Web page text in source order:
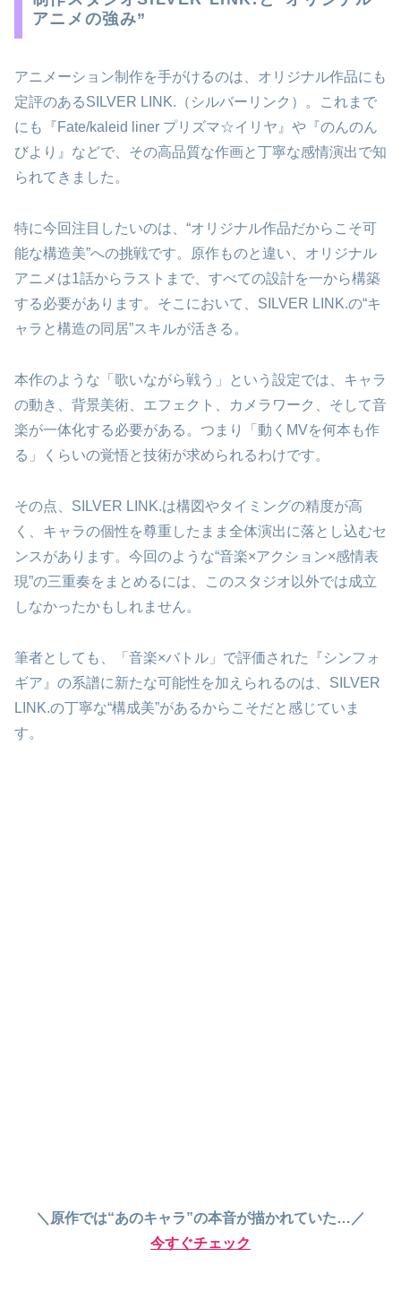
アニメの強み”
アニメーション制作を手がけるのは、オリジナル作品にも
定評のあるSILVER LINK.（シルバーリンク）。これまで
にも『Fate/kaleid liner プリズマ☆イリヤ』や『のんのん
びより』などで、その高品質な作画と丁寧な感情演出で知
られてきました。
特に今回注目したいのは、“オリジナル作品だからこそ可
能な構造美”への挑戦です。原作ものと違い、オリジナル
アニメは1話からラストまで、すべての設計を一から構築
する必要があります。そこにおいて、SILVER LINK.の“キ
ャラと構造の同居”スキルが活きる。
本作のような「歌いながら戦う」という設定では、キャラ
の動き、背景美術、エフェクト、カメラワーク、そして音
楽が一体化する必要がある。つまり「動くMVを何本も作
る」くらいの覚悟と技術が求められるわけです。
その点、SILVER LINK.は構図やタイミングの精度が高
く、キャラの個性を尊重したまま全体演出に落とし込むセ
ンスがあります。今回のような“音楽×アクション×感情表
現”の三重奏をまとめるには、このスタジオ以外では成立
しなかったかもしれません。
筆者としても、「音楽×バトル」で評価された『シンフォ
ギア』の系譜に新たな可能性を加えられるのは、SILVER
LINK.の丁寧な“構成美”があるからこそだと感じていま
す。
＼原作では“あのキャラ”の本音が描かれていた…／
今すぐチェック